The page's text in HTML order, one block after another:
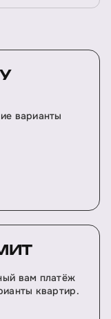
варианты
вам платёж
квартир.